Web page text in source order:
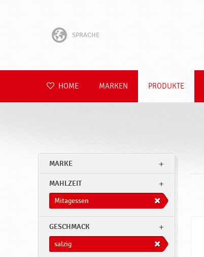
SPRACHE
Hrvatski
Polski
Română
HOME MARKEN PRODUKTE
MARKE
MAHLZEIT
Mitagessen
GESCHMACK
salzig